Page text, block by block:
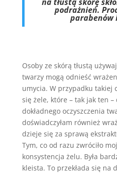
podrażnień.
parabenów
Osoby ze skórą tłustą
twarzy mogą odnieść
umycia. W przypadku takiej
się żele, które – tak jak ten
dokładnego oczyszczenia
doświadczyłam również
dzieje się za sprawą
Tym, co od razu zwróciło
konsystencja żelu. Była
kleista. To przekłada się na